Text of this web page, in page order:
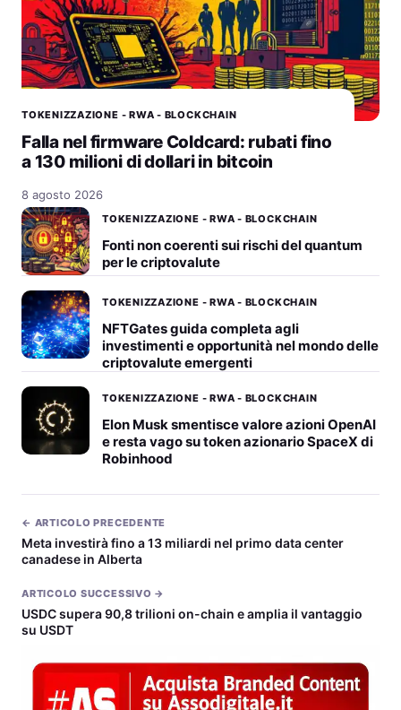
TOKENIZZAZIONE - RWA - BLOCKCHAIN
Falla nel firmware Coldcard: rubati fino
a 130 milioni di dollari in bitcoin
8 agosto 2026
TOKENIZZAZIONE - RWA - BLOCKCHAIN
Fonti non coerenti sui rischi del quantum
per le criptovalute
TOKENIZZAZIONE - RWA - BLOCKCHAIN
NFTGates guida completa agli
investimenti e opportunità nel mondo delle
criptovalute emergenti
TOKENIZZAZIONE - RWA - BLOCKCHAIN
Elon Musk smentisce valore azioni OpenAI
e resta vago su token azionario SpaceX di
Robinhood
← ARTICOLO PRECEDENTE
Meta investirà fino a 13 miliardi nel primo data center
canadese in Alberta
ARTICOLO SUCCESSIVO →
USDC supera 90,8 trilioni on-chain e amplia il vantaggio
su USDT